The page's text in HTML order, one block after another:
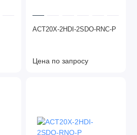
ACT20X-2HDI-2SDO-RNC-P
Цена по запросу